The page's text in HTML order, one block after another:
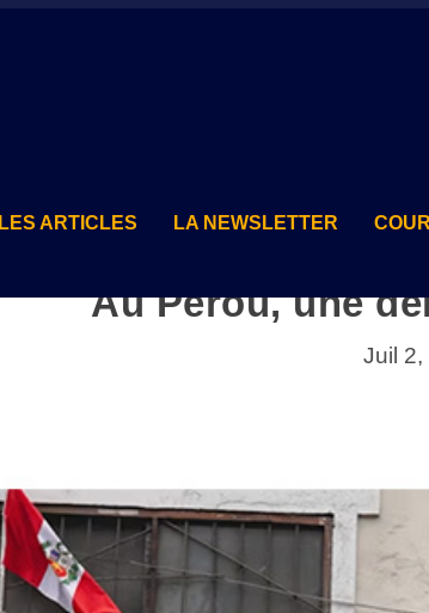
LES ARTICLES LA NEWSLETTER
Au Pérou, une
Juil 2,